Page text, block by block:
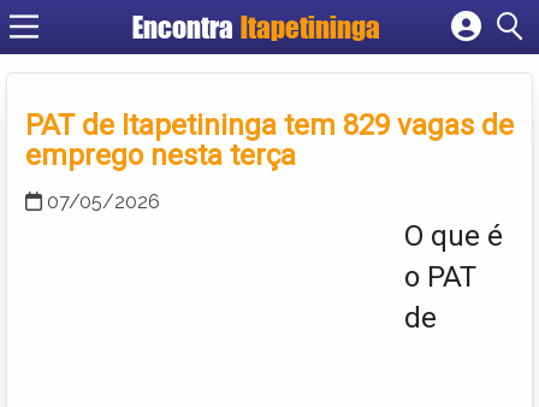
Encontra Itapetininga
Cadastrar empresa
Criar conta
PAT de Itapetininga tem 829 vagas de
emprego nesta terça
07/05/2026
O que é
o PAT
de